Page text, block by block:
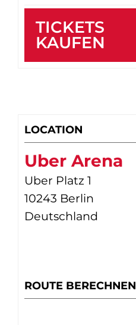
TICKETS
KAUFEN
LOCATION
Uber Arena
Uber Platz 1
10243 Berlin
Deutschland
ROUTE BERECHNEN